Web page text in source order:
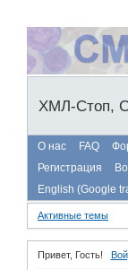
ХМЛ-Стоп,
О нас FAQ
Регистрация
English (Google
Активные темы
Привет, Гость!